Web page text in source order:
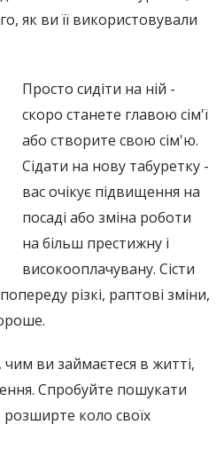
як ви її використовували
Просто сидіти на ній -
скоро станете главою сім'ї
або створите свою сім'ю.
Сідати на нову табуретку -
вас очікує підвищення на
посаді або зміна роботи
на більш престижну і
високооплачувану. Сісти
різкі, раптові зміни,
чим ви займаєтеся в житті,
Спробуйте пошукати
коло своїх